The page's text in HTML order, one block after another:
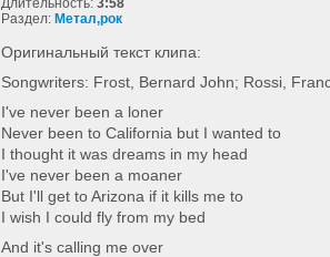
Длительность: 3:58
Раздел: Метал,рок
Оригинальный текст клипа:
Songwriters: Frost, Bernard John; Rossi,
I've never been a loner
Never been to California but I wanted to
I thought it was dreams in my head
I've never been a moaner
But I'll get to Arizona if it kills me to
I wish I could fly from my bed
And it's calling me over